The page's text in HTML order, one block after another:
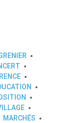
MARCHÉS